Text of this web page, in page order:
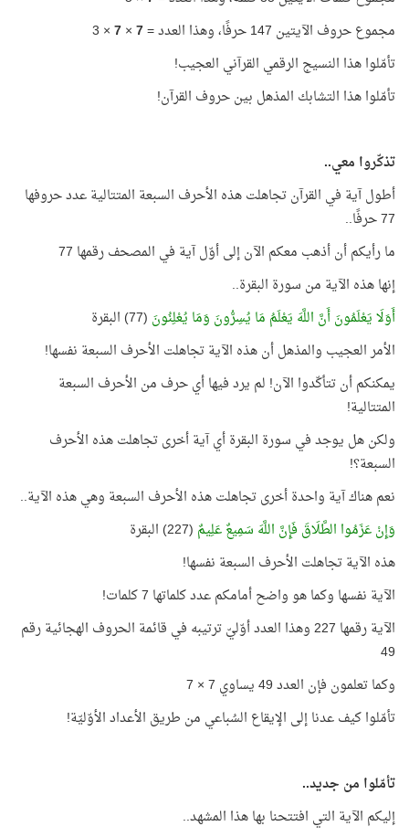
مجموع حروف الآيتين 147 حرفًا، وهذا العدد =
7
×
7
× 3
تأمّلوا هذا النسيج الرقمي القرآني العجيب!
تأمّلوا هذا التشابك المذهل بين حروف القرآن!
تذكّروا معي..
أطول آية في القرآن تجاهلت هذه الأحرف السبعة المتتالية عدد حروفها
77 حرفًا..
ما رأيكم أن أذهب معكم الآن إلى أوّل آية في المصحف رقمها 77
إنها هذه الآية من سورة البقرة..
أَوَلَا يَعْلَمُونَ أَنَّ اللَّهَ يَعْلَمُ مَا يُسِرُّونَ وَمَا يُعْلِنُونَ (77) البقرة
الأمر العجيب والمذهل أن هذه الآية تجاهلت الأحرف السبعة نفسها!
يمكنكم أن تتأكّدوا الآن! لم يرد فيها أي حرف من الأحرف السبعة
المتتالية!
ولكن هل يوجد في سورة البقرة أي آية أخرى تجاهلت هذه الأحرف
السبعة؟!
نعم هناك آية واحدة أخرى تجاهلت هذه الأحرف السبعة وهي هذه الآية..
وَإِنْ عَزَمُوا الطَّلَاقَ فَإِنَّ اللَّهَ سَمِيعٌ عَلِيمٌ (227) البقرة
هذه الآية تجاهلت الأحرف السبعة نفسها!
الآية نفسها وكما هو واضح أمامكم عدد كلماتها 7 كلمات!
الآية رقمها 227 وهذا العدد أوّليّ ترتيبه في قائمة الحروف الهجائية رقم
49
وكما تعلمون فإن العدد 49 يساوي 7 × 7
تأمّلوا كيف عدنا إلى الإيقاع السُباعي من طريق الأعداد الأوّليّة!
تأمّلوا من جديد..
إليكم الآية التي افتتحنا بها هذا المشهد..